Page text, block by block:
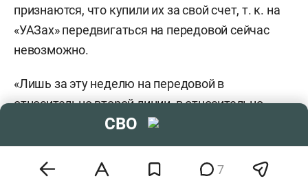
признаются, что купили их за свой счет, т. к. на
«УАЗах» передвигаться на передовой сейчас
невозможно.
«Лишь за эту неделю на передовой в
относительно второй линии, в относительно
тыловом районе поразили две машины. И
причем обе машины были оснащены неплохими
комплексами РЭП (
радиоэлектронное
7
СВО